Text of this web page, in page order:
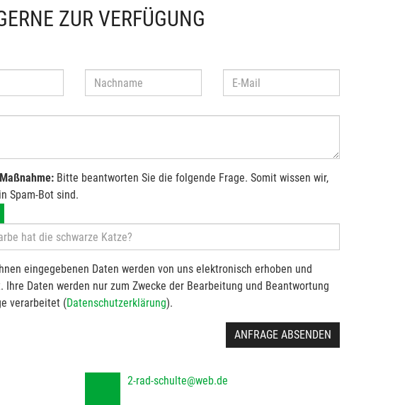
ZUR VERFÜGUNG
Bitte beantworten Sie die folgende Frage. Somit wissen wir,
Spam-Bot sind.
eingegebenen Daten werden von uns elektronisch erhoben und
Ihre Daten werden nur zum Zwecke der Bearbeitung und Beantwortung
verarbeitet (Datenschutzerklärung).
ANFRAGE ABSENDEN
2-rad-schulte@web.de